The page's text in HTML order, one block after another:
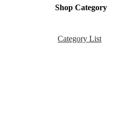
Shop Category
Category List